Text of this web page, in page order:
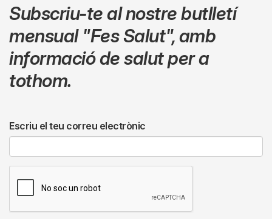
Subscriu-te al nostre butlletí
mensual "Fes Salut",amb
informació de salut per a
tothom.
Escriu el teu correu electrònic